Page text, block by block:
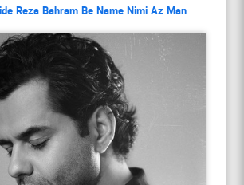
Reza Bahram Be Name Nimi Az Man